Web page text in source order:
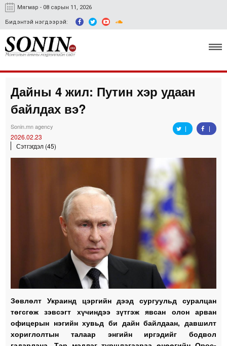
Мягмар - 08 сарын 11, 2026
Бидэнтэй нэгдээрэй:
Улс төр, эдийн засаг
Спорт
Дайны 4 жил: Путин хэр удаан
байлдах вэ?
Sonin.mn agency
2026.02.23
Сэтгэгдэл (45)
Зөвлөлт Украинд цэргийн дээд сургуульд суралцан
төгсгөж зэвсэгт хүчиндээ зүтгэж явсан олон арван
офицерын нэгийн хувьд би дайн байлдаан, давшилт
хориглолтын талаар энгийн иргэдийг бодвол